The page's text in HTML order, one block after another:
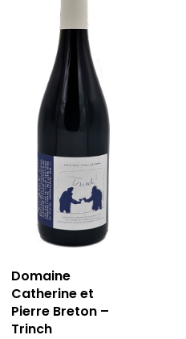
Domaine
Catherine et
Pierre Breton –
Trinch